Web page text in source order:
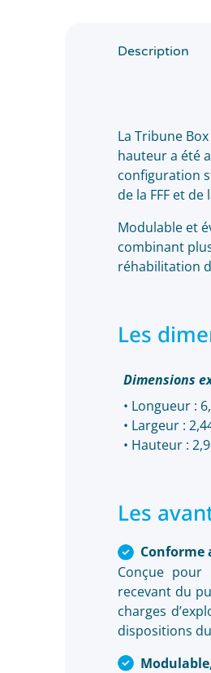
Description
La Tribune
hauteur a été
configuration
de la FFF et de
Modulable et
combinant
réhabilitation
Les
Dimensions
• Longueur :
• Largeur :
• Hauteur :
Les
Conforme
Conçue pour
recevant du
charges
dispositions